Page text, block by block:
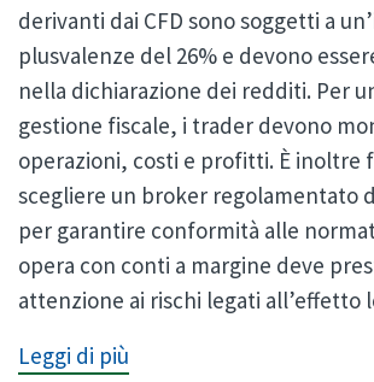
derivanti dai CFD sono soggetti a
plusvalenze del 26% e devono
nella dichiarazione dei redditi. Per
gestione fiscale, i trader devono
operazioni, costi e profitti. È inoltre
scegliere un broker regolamentato
per garantire conformità alle
opera con conti a margine deve
attenzione ai rischi legati all’effetto
Leggi di più